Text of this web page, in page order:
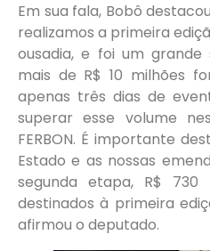
Em sua fala, Bobô
realizamos a primeira
ousadia, e foi um
mais de R$ 10 milhões
apenas três dias de
superar esse volume
FERBON. É importante
Estado e as nossas
segunda etapa, R$
destinados à primeira
afirmou o deputado.